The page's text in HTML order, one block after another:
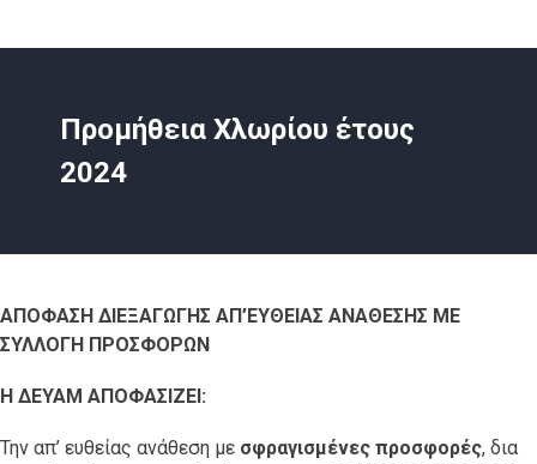
Προμήθεια Χλωρίου έτους
2024
ΑΠΟΦΑΣΗ ΔΙΕΞΑΓΩΓΗΣ ΑΠ’ΕΥΘΕΙΑΣ ΑΝΑΘΕΣΗΣ ΜΕ
ΣΥΛΛΟΓΗ ΠΡΟΣΦΟΡΩΝ
Η ΔΕΥΑΜ ΑΠΟΦΑΣΙΖΕΙ:
Την απ’ ευθείας ανάθεση με σφραγισμένες προσφορές, δια